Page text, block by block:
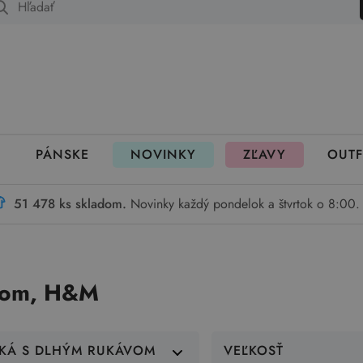
fungujú rezervácie
PÁNSKE NOVINKY ZĽAVY
51 478 ks skladom. Novinky každý pondelok a štvrtok o 8:00.
H&M
S DLHÝM RUKÁVOM VEĽKOSŤ